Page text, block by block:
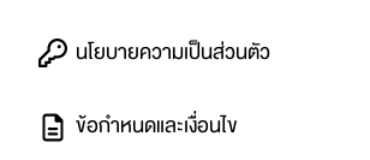
นโยบายความเป็นส่วนตัว
ข้อกำหนดและเงื่อนไข